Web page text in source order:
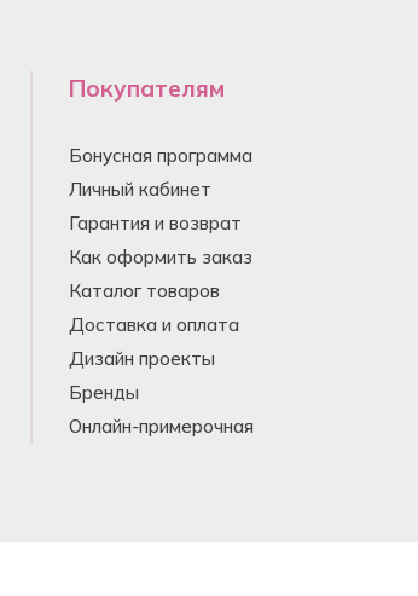
Покупателям
Бонусная программа
Личный кабинет
Гарантия и возврат
Как оформить заказ
Каталог товаров
Доставка и оплата
Дизайн проекты
Бренды
Онлайн-примерочная